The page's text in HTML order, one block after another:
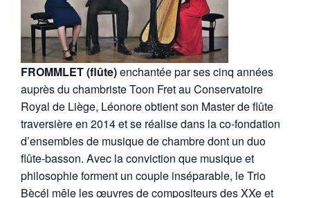
FROMMLET (flûte)enchantée par ses cinq années
auprès du chambriste Toon Fret au Conservatoire
Royal de Liège, Léonore obtient son Master de flûte
traversière en 2014 et se réalise dans la co-fondation
d’ensembles de musique de chambre dont un duo
flûte-basson. Avec la conviction que musique et
philosophie forment un couple inséparable, le Trio
Bècél mêle les œuvres de compositeurs des XXe et